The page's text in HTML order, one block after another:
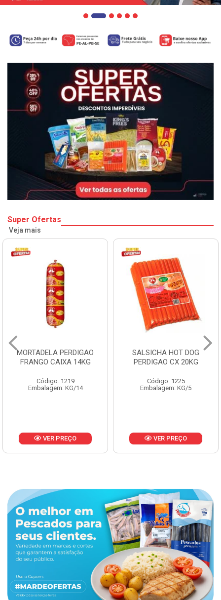
Super Ofertas
Veja mais
MORTADELA PERDIGAO
FRANGO CAIXA 14KG
Código: 1219
Embalagem: KG/14
VER PREÇO
SALSICHA HOT DOG
PERDIGAO CX 20KG
Código: 1225
Embalagem: KG/5
VER PREÇO